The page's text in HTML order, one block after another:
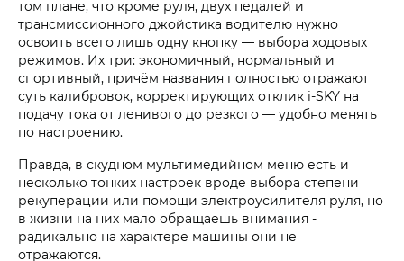
том плане, что кроме руля, двух педалей и
трансмиссионного джойстика водителю нужно
освоить всего лишь одну кнопку — выбора ходовых
режимов. Их три: экономичный, нормальный и
спортивный, причём названия полностью отражают
суть калибровок, корректирующих отклик i‑SKY на
подачу тока от ленивого до резкого — удобно менять
по настроению.
Правда, в скудном мультимедийном меню есть и
несколько тонких настроек вроде выбора степени
рекуперации или помощи электроусилителя руля, но
в жизни на них мало обращаешь внимания -
радикально на характере машины они не
отражаются.